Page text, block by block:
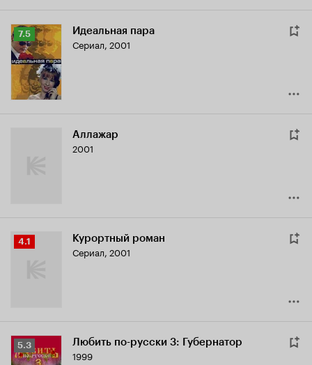
Рейтинг
Кинопоиска
7.5
7.5 Идеальная пара
Сериал, 2001
Аллажар
2001
Рейтинг
4.1 Курортный роман
Сериал, 2001
Рейтинг
Кинопоиска
5.3 Любить по-русски 3: Губернатор
1999